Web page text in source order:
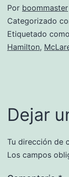
Por boommaster
Categorizado
Etiquetado como
Hamilton,
Dejar
Tu dirección de
Los campos